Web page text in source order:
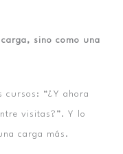
sino como una
cursos: “¿Y ahora
visitas?”. Y lo
carga más.